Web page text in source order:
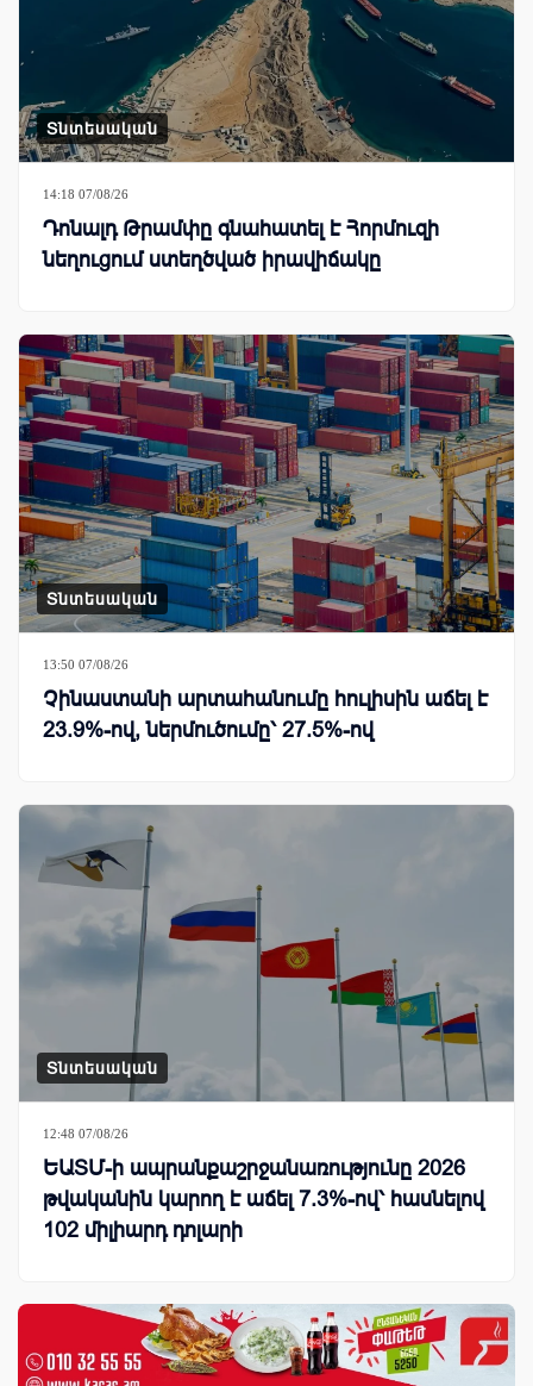
Տնտեսական
14:18 07/08/26
Դոնալդ Թրամփը գնահատել է Հորմուզի
նեղուցում ստեղծված իրավիճակը
Տնտեսական
13:50 07/08/26
Չինաստանի արտահանումը հուլիսին աճել է
23.9%-ով, ներմուծումը՝ 27.5%-ով
Տնտեսական
12:48 07/08/26
ԵԱՏՄ-ի ապրանքաշրջանառությունը 2026
թվականին կարող է աճել 7.3%-ով՝ հասնելով
102 միլիարդ դոլարի